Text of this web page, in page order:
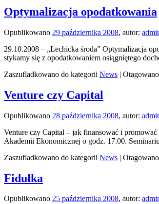
Optymalizacja opodatkowania
Opublikowano 29 października 2008, autor:
29.10.2008 – „Lechicka środa” Optymalizacja
stykamy się z opodatkowaniem osiągniętego
Zaszufladkowano do kategorii News | Otagowano
Venture czy Capital
Opublikowano 28 października 2008, autor:
Venture czy Capital – jak finansować i
Akademii Ekonomicznej o godz. 17.00.
Zaszufladkowano do kategorii News | Otagowano
Fidułka
Opublikowano 25 października 2008, autor: